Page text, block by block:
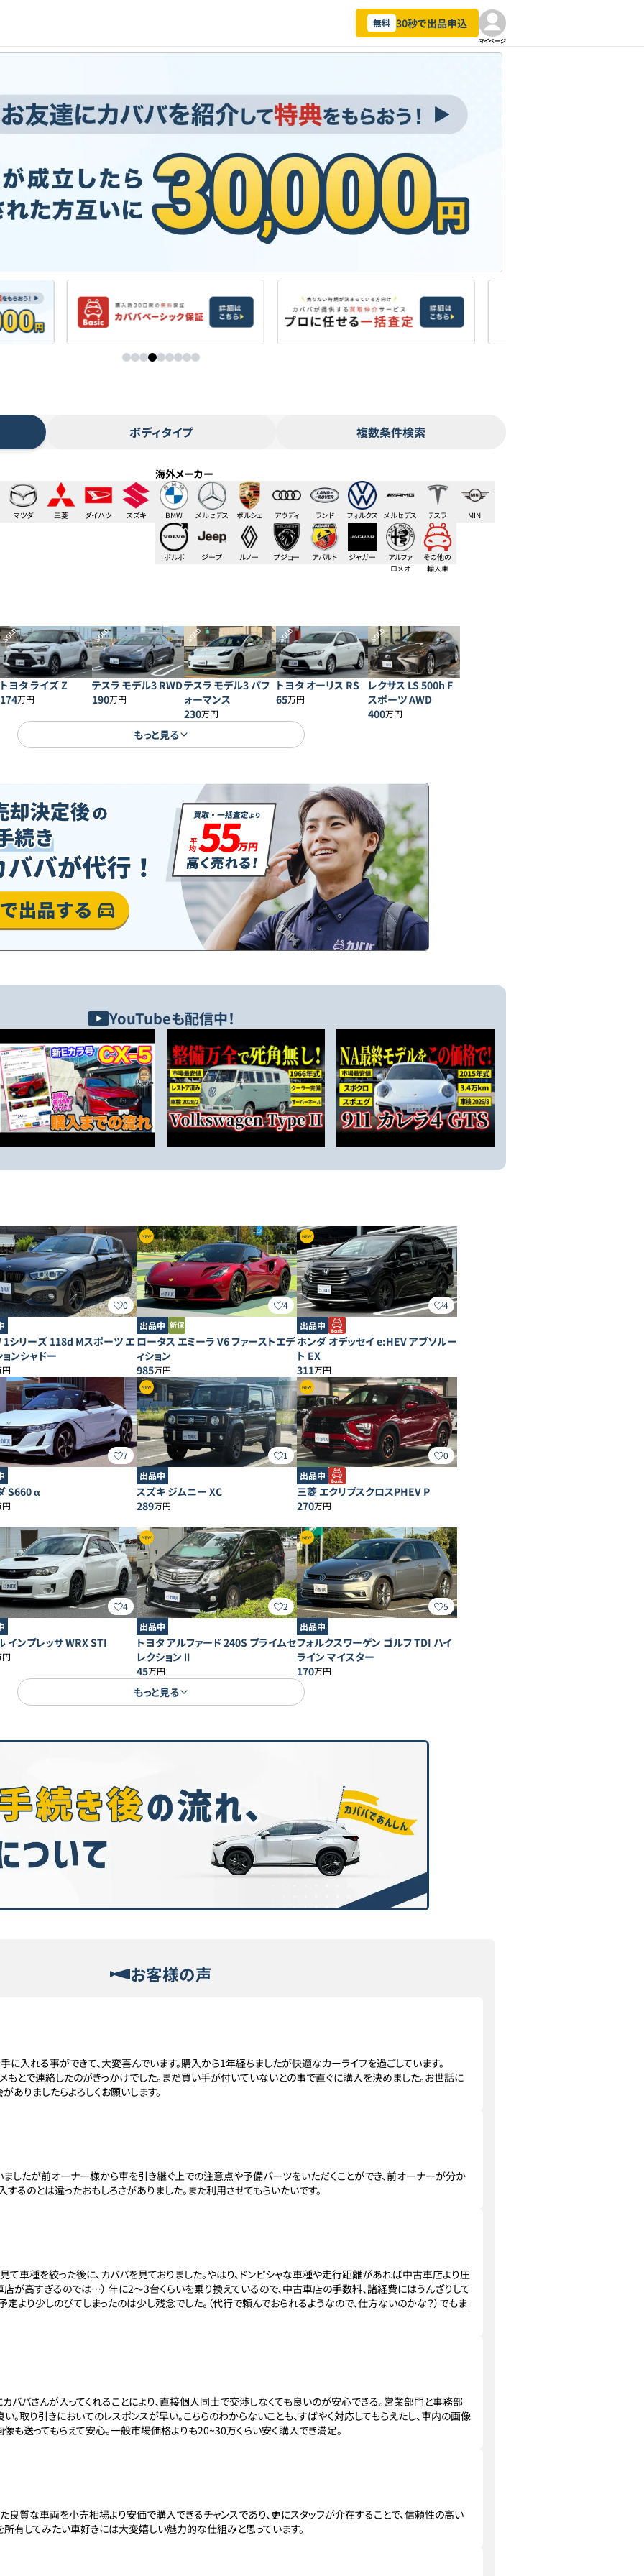
無料 30秒で出品申込
マイページ
ボディタイプ 複数条件検索
マツダ 三菱 ダイハツ スズキ
海外メーカー
BMW
メルセデス
ポルシェ アウディ
ランド
ローバー
フォルクス
ワーゲン
メルセデス
AMG
テスラ MINI
ボルボ ジープ ルノー プジョー アバルト ジャガー
アルファ
ロメオ
その他の
輸入車
SOLD
トヨタ ライズ Z
174万円
SOLD
テスラ モデル3 RWD
190万円
SOLD
テスラ モデル3 パフ
ォーマンス
230万円
SOLD
トヨタ オーリス RS
65万円
SOLD
レクサス LS 500h F
スポーツ AWD
400万円
もっと見る
YouTubeも配信中！
0
1シリーズ 118d Mスポーツ エ
ョンシャドー
4
出品中
ロータス エミーラ V6 ファーストエデ
ィション
985万円
4
出品中
ホンダ オデッセイ e:HEV アブソルー
ト EX
311万円
7
S660 α
1
出品中
スズキ ジムニー XC
289万円
0
出品中
三菱 エクリプスクロスPHEV P
270万円
4
インプレッサ WRX STI
2
出品中
トヨタ アルファード 240S プライムセ
レクションⅡ
45万円
5
出品中
フォルクスワーゲン ゴルフ TDI ハイ
ライン マイスター
170万円
もっと見る
お客様の声
に入れる事ができて、大変喜んでいます。購入から1年経ちましたが快適なカーライフを過ごしています。
もとで連絡したのがきっかけでした。まだ買い手が付いていないとの事で直ぐに購入を決めました。お世話に
ありましたらよろしくお願いします。
したが前オーナー様から車を引き継ぐ上での注意点や予備パーツをいただくことができ、前オーナーが分か
るのとは違ったおもしろさがありました。また利用させてもらいたいです。
て車種を絞った後に、カババを見ておりました。やはり、ドンピシャな車種や走行距離があれば中古車店より圧
店が高すぎるのでは…） 年に2～3台くらいを乗り換えているので、中古車店の手数料、諸経費にはうんざりして
定より少しのびてしまったのは少し残念でした。（代行で頼んでおられるようなので、仕方ないのかな？）でもま
ババさんが入ってくれることにより、直接個人同士で交渉しなくても良いのが安心できる。営業部門と事務部
。取り引きにおいてのレスポンスが早い。こちらのわからないことも、すばやく対応してもらえたし、車内の画像
も送ってもらえて安心。一般市場価格よりも20~30万くらい安く購入でき満足。
良質な車両を小売相場より安価で購入できるチャンスであり、更にスタッフが介在することで、信頼性の高い
有してみたい車好きには大変嬉しい魅力的な仕組みと思っています。